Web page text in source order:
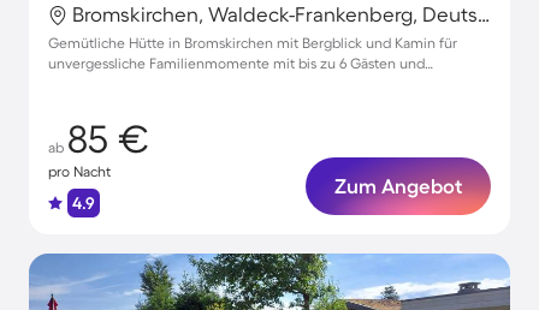
Bromskirchen, Waldeck-Frankenberg, Deutschland
Gemütliche Hütte in Bromskirchen mit Bergblick und Kamin für
unvergessliche Familienmomente mit bis zu 6 Gästen und
ab 85 €
pro Nacht
4.9
Zum Angebot